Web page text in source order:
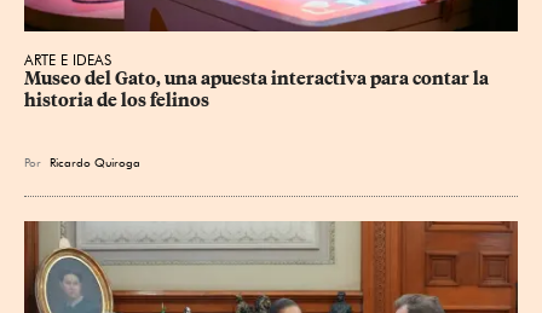
ARTE E IDEAS
Museo del Gato, una apuesta interactiva para contar la
historia de los felinos
Por Ricardo Quiroga